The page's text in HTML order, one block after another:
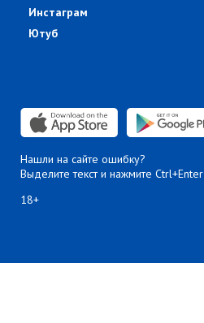
Инстаграм
Ютуб
Нашли на сайте ошибку?
Выделите текст и нажмите Ctrl+Enter
18+